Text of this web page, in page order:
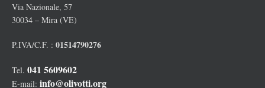
Via Nazionale, 57
30034 – Mira (VE)
P.IVA/C.F. : 01514790276
Tel. 041 5609602
E-mail: info@olivotti.org